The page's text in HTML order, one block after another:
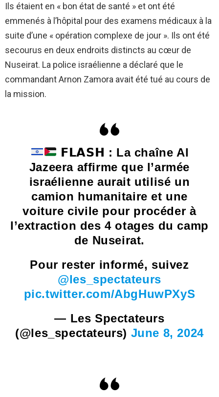
Ils étaient en « bon état de santé » et ont été
emmenés à l’hôpital pour des examens médicaux à la
suite d’une « opération complexe de jour ». Ils ont été
secourus en deux endroits distincts au cœur de
Nuseirat. La police israélienne a déclaré que le
commandant Arnon Zamora avait été tué au cours de
la mission.
𝗙𝗟𝗔𝗦𝗛 : La chaîne Al
Jazeera affirme que l’armée
israélienne aurait utilisé un
camion humanitaire et une
voiture civile pour procéder à
l’extraction des 4 otages du camp
de Nuseirat.
Pour rester informé, suivez
@les_spectateurs
pic.twitter.com/AbgHuwPXyS
— Les Spectateurs
(@les_spectateurs) June 8, 2024